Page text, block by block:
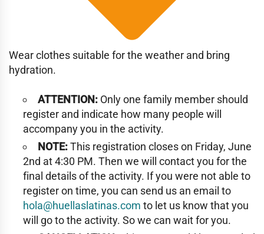
Wear clothes suitable for the weather and bring
hydration.
ATTENTION: Only one family member should
register and indicate how many people will
accompany you in the activity.
NOTE:This registration closes on Friday, June
2nd at 4:30 PM. Then we will contact you for the
final details of the activity. If you were not able to
register on time, you can send us an email to
hola@huellaslatinas.com to let us know that you
will go to the activity. So we can wait for you.